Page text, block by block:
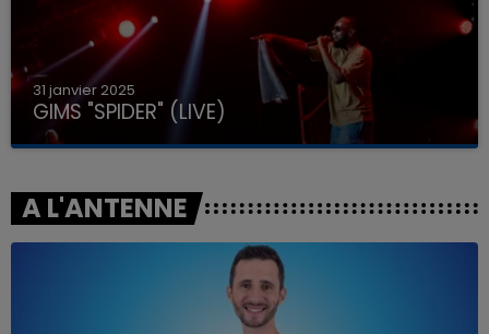
31 janvier 2025
GIMS "SPIDER" (LIVE)
A L'ANTENNE